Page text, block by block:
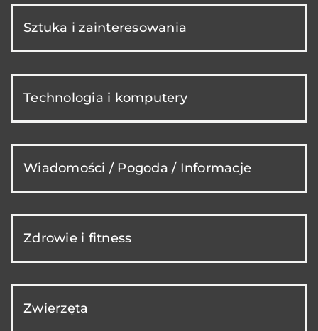
Sztuka i zainteresowania
Technologia i komputery
Wiadomości / Pogoda / Informacje
Zdrowie i fitness
Zwierzęta